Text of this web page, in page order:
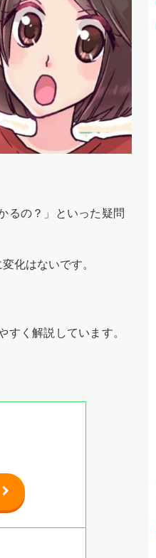
るの？」といった疑問
化はないです。
く解説しています。